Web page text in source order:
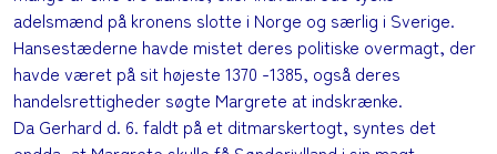
adelsmænd på kronens slotte i Norge og særlig i Sverige.
Hansestæderne havde mistet deres politiske overmagt, der
havde været på sit højeste 1370 -1385, også deres
handelsrettigheder søgte Margrete at indskrænke.
Da Gerhard d. 6. faldt på et ditmarskertogt, syntes det